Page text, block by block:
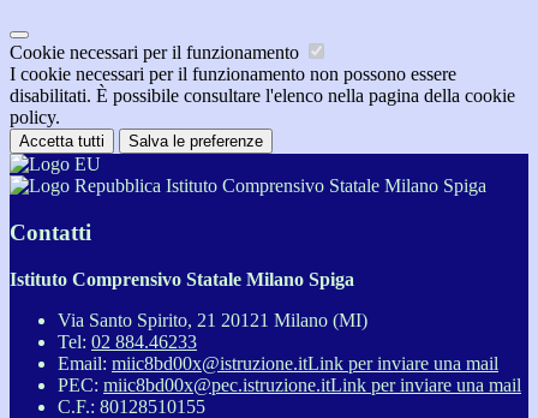
Cookie necessari per il funzionamento
I cookie necessari per il funzionamento non possono essere
disabilitati. È possibile consultare l'elenco nella pagina della cookie
policy.
Accetta tutti Salva le preferenze
Istituto Comprensivo Statale Milano Spiga
Contatti
Istituto Comprensivo Statale Milano Spiga
Via Santo Spirito, 21 20121 Milano (MI)
Tel: 02 884.46233
Email: miic8bd00x@istruzione.itLink per inviare una mail
PEC: miic8bd00x@pec.istruzione.itLink per inviare una mail
C.F.: 80128510155